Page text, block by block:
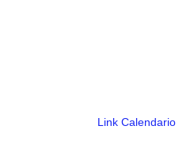
Link Calendario